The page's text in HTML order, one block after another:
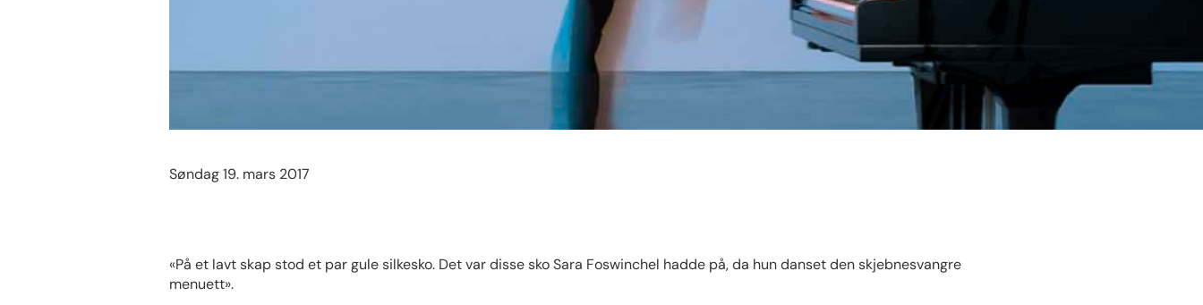
Søndag 19. mars 2017
«På et lavt skap stod et par gule silkesko. Det var disse sko Sara Foswinchel hadde på, da hun danset den skjebnesvangre
menuett».